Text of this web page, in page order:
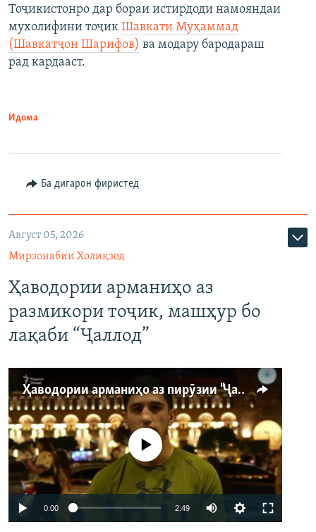
Тоҷикистонро дар бораи истирдоди намояндаи
мухолифини тоҷик Шавкати Муҳаммад
(Шавкатҷон Шарифов) ва модару бародараш
рад кардааст.
Идома
Ба дигарон фиристед
Август 05, 2026
Мирзонабии Холиқзод
Ҳаводории арманиҳо аз
размикори тоҷик, машҳур бо
лақаби “Ҷаллод”
Ҳаводории арманиҳо аз пирӯзии "Ҷаллод"-и тоҷик
Феълан кор намекунад
0:00 2:49